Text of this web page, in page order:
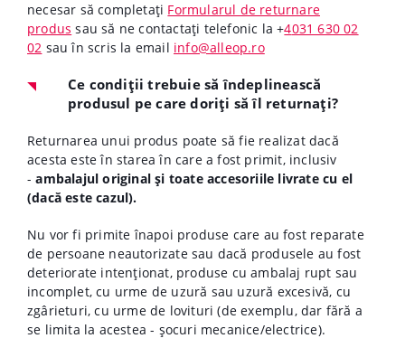
necesar să completați Formularul de returnare
produs sau să ne contactați telefonic la +4031 630 02
02 sau în scris la email info@alleop.ro
Ce condiții trebuie să îndeplinească
produsul pe care doriți să îl returnați?
Returnarea unui produs poate să fie realizat dacă
acesta este în starea în care a fost primit, inclusiv
-ambalajul original și toate accesoriile livrate cu el
(dacă este cazul).
Nu vor fi primite înapoi produse care au fost reparate
de persoane neautorizate sau dacă produsele au fost
deteriorate intenționat, produse cu ambalaj rupt sau
incomplet, cu urme de uzură sau uzură excesivă, cu
zgârieturi, cu urme de lovituri (de exemplu, dar fără a
se limita la acestea - șocuri mecanice/electrice).